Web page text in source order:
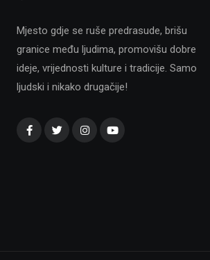
Mjesto gdje se ruše predrasude, brišu
granice među ljudima, promovišu dobre
ideje, vrijednosti kulture i tradicije. Samo
ljudski i nikako drugačije!